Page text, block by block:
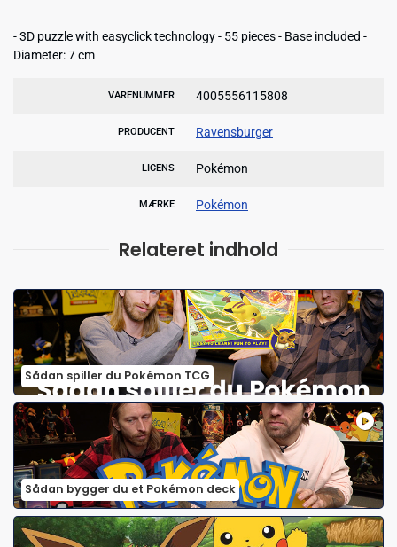
- 3D puzzle with easyclick technology - 55 pieces - Base included -
Diameter: 7 cm
VARENUMMER 4005556115808
PRODUCENT Ravensburger
LICENS Pokémon
MÆRKE Pokémon
Relateret indhold
Sådan spiller du Pokémon TCG
Sådan bygger du et Pokémon deck